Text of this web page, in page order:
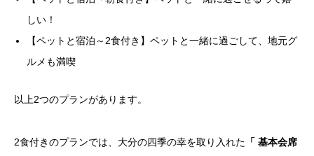
しい！
【ペットと宿泊～2食付き】ペットと一緒に過ごして、地元グ
ルメも満喫
以上2つのプランがあります。
2食付きのプランでは、大分の四季の幸を取り入れた 「 基本会席